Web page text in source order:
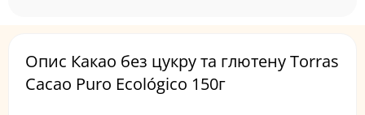
Опис Какао без цукру та глютену Torras
Cacao Puro Ecológico 150г